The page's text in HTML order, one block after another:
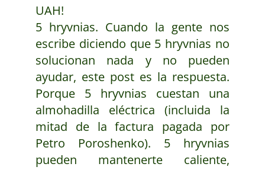
UAH!
5 hryvnias. Cuando la gente nos
escribe diciendo que 5 hryvnias no
solucionan nada y no pueden
ayudar, este post es la respuesta.
Porque 5 hryvnias cuestan una
almohadilla eléctrica (incluida la
mitad de la factura pagada por
Petro Poroshenko). 5 hryvnias
pueden mantenerte caliente,